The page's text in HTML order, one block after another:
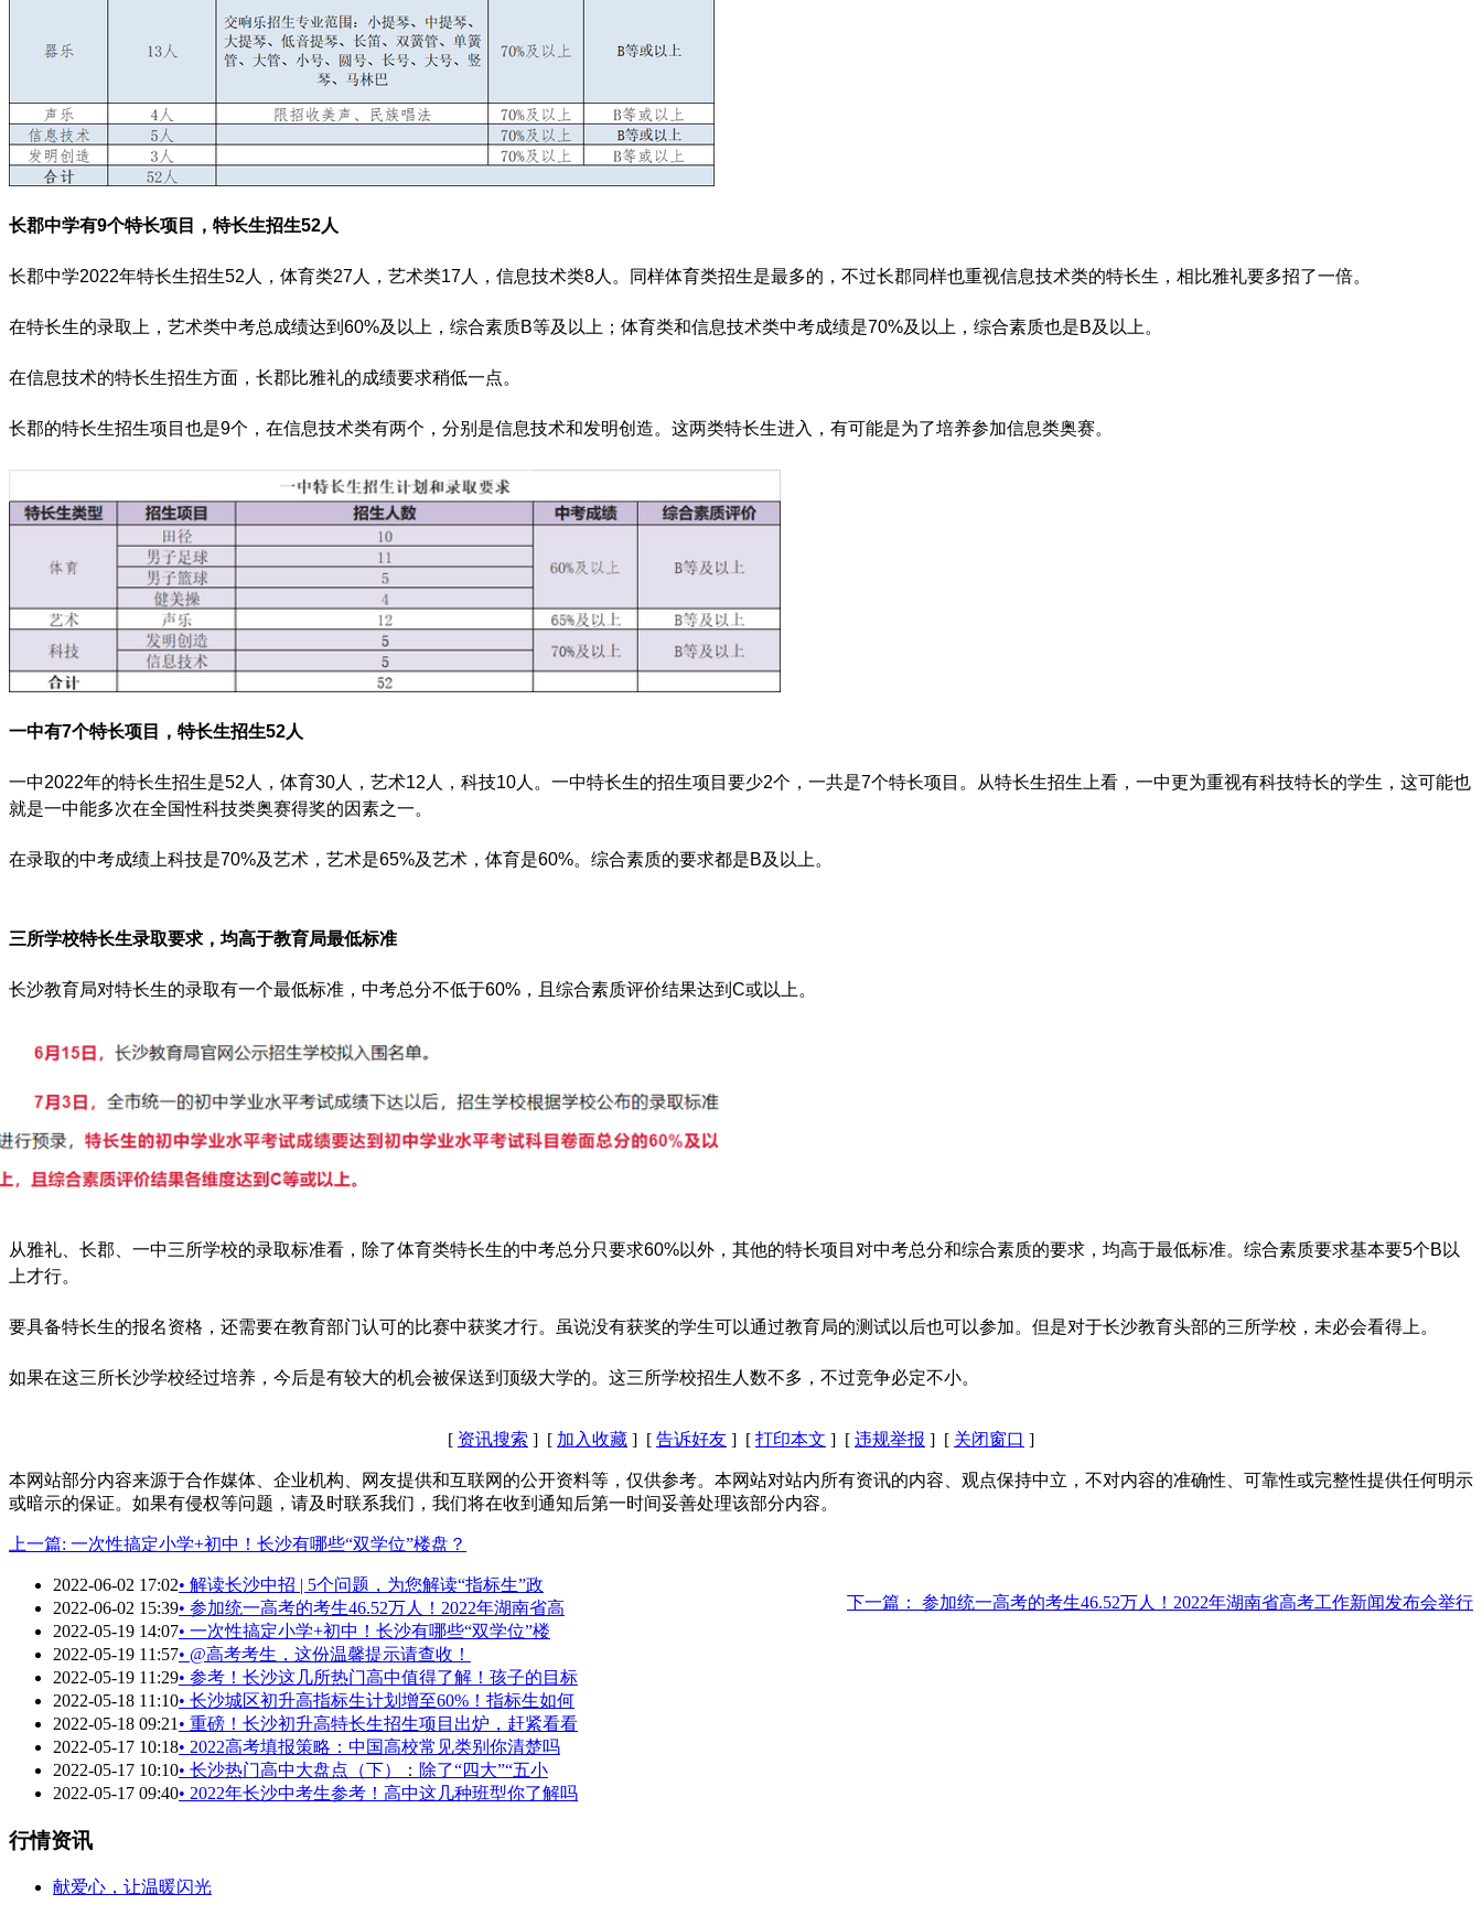
长郡中学有9个特长项目，特长生招生52人
长郡中学2022年特长生招生52人，体育类27人，艺术类17人，信息技术类8人。同样体育类招生是最多的，不过长郡同样也重视信息技术类的特长生，相比雅礼要多招了一倍。
在特长生的录取上，艺术类中考总成绩达到60%及以上，综合素质B等及以上；体育类和信息技术类中考成绩是70%及以上，综合素质也是B及以上 。
在信息技术的特长生招生方面，长郡比雅礼的成绩要求稍低一点。
长郡的特长生招生项目也是9个，在信息技术类有两个，分别是信息技术和发明创造。这两类特长生进入，有可能是为了培养参加信息类奥赛。
一中有7个特长项目，特长生招生52人
一中2022年的特长生招生是52人，体育30人，艺术12人，科技10人。一中特长生的招生项目要少2个，一共是7个特长项目。从特长生招生上看，一中更为重视有科技特长的学生，这可能也
就是一中能多次在全国性科技类奥赛得奖的因素之一。
在录取的中考成绩上科技是70%及艺术，艺术是65%及艺术，体育是60%。综合素质的要求都是B及以上 。
三所学校特长生录取要求，均高于教育局最低标准
长沙教育局对特长生的录取有一个最低标准，中考总分不低于60%，且综合素质评价结果达到C或以上。
从雅礼、长郡、一中三所学校的录取标准看，除了体育类特长生的中考总分只要求60%以外，其他的特长项目对中考总分和综合素质的要求，均高于最低标准。综合素质要求基本要5个B以
上才行。
要具备特长生的报名资格，还需要在教育部门认可的比赛中获奖才行。虽说没有获奖的学生可以通过教育局的测试以后也可以参加。但是对于长沙教育头部的三所学校，未必会看得上。
如果在这三所长沙学校经过培养，今后是有较大的机会被保送到顶级大学的。这三所学校招生人数不多，不过竞争必定不小。
[ 资讯搜索 ] [ 加入收藏 ] [ 告诉好友 ] [ 打印本文 ] [ 违规举报 ] [ 关闭窗口 ]
本网站部分内容来源于合作媒体、企业机构、网友提供和互联网的公开资料等，仅供参考。本网站对站内所有资讯的内容、观点保持中立，不对内容的准确性、可靠性或完整性提供任何明示
或暗示的保证。如果有侵权等问题，请及时联系我们，我们将在收到通知后第一时间妥善处理该部分内容。
上一篇: 一次性搞定小学+初中！长沙有哪些“双学位”楼盘？
下一篇： 参加统一高考的考生46.52万人！2022年湖南省高考工作新闻发布会举行
2022-06-02 17:02• 解读长沙中招 | 5个问题，为您解读“指标生”政
2022-06-02 15:39• 参加统一高考的考生46.52万人！2022年湖南省高
2022-05-19 14:07• 一次性搞定小学+初中！长沙有哪些“双学位”楼
2022-05-19 11:57• @高考考生，这份温馨提示请查收！
2022-05-19 11:29• 参考！长沙这几所热门高中值得了解！孩子的目标
2022-05-18 11:10• 长沙城区初升高指标生计划增至60%！指标生如何
2022-05-18 09:21 • 重磅！长沙初升高特长生招生项目出炉，赶紧看看
2022-05-17 10:18• 2022高考填报策略：中国高校常见类别你清楚吗
2022-05-17 10:10• 长沙热门高中大盘点（下）：除了“四大”“五小
2022-05-17 09:40• 2022年长沙中考生参考！高中这几种班型你了解吗
行情资讯
献爱心，让温暖闪光